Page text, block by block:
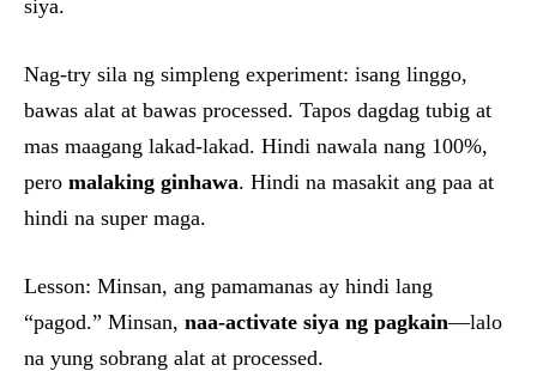
siya.
Nag-try sila ng simpleng experiment: isang linggo,
bawas alat at bawas processed. Tapos dagdag tubig at
mas maagang lakad-lakad. Hindi nawala nang 100%,
pero malaking ginhawa. Hindi na masakit ang paa at
hindi na super maga.
Lesson: Minsan, ang pamamanas ay hindi lang
“pagod.” Minsan, naa-activate siya ng pagkain—lalo
na yung sobrang alat at processed.